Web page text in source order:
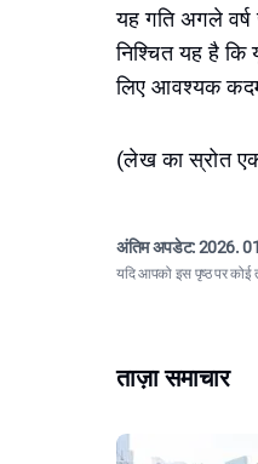
यह गति अगले वर्ष
निश्चित यह है
लिए आवश्यक
(लेख का स्रोत
अंतिम अपडेट:2026.
यदि आपको इस पृष्ठ पर कोई
ताज़ा समाचार